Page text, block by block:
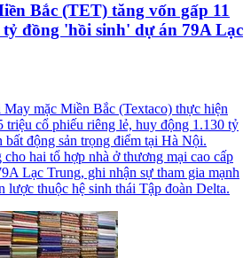
Bắc (TET) tăng vốn gấp 11
đồng 'hồi sinh' dự án 79A Lạc
mặc Miền Bắc (Textaco) thực hiện
triệu cổ phiếu riêng lẻ, huy động 1.130 tỷ
bất động sản trọng điểm tại Hà Nội.
hai tổ hợp nhà ở thương mại cao cấp
Lạc Trung, ghi nhận sự tham gia mạnh
lược thuộc hệ sinh thái Tập đoàn Delta.